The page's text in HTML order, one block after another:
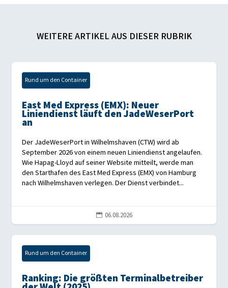
WEITERE ARTIKEL AUS DIESER RUBRIK
Rund um den Container
East Med Express (EMX): Neuer
Liniendienst läuft den JadeWeserPort
an
Der JadeWeserPort in Wilhelmshaven (CTW) wird ab
September 2026 von einem neuen Liniendienst angelaufen.
Wie Hapag-Lloyd auf seiner Website mitteilt, werde man
den Starthafen des East Med Express (EMX) von Hamburg
nach Wilhelmshaven verlegen. Der Dienst verbindet...
 06.08.2026
Rund um den Container
Ranking: Die größten Terminalbetreiber